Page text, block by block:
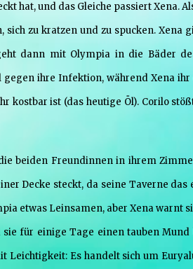
hat, und das Gleiche passiert Xena.
sich zu kratzen und zu spucken.
dann mit Olympia in die Bäder
gegen ihre Infektion, während Xena
kostbar ist (das heutige Öl). Corilo
beiden Freundinnen in ihrem
Decke steckt, da seine Taverne
etwas Leinsamen, aber Xena warnt
für einige Tage einen tauben
Leichtigkeit: Es handelt sich um